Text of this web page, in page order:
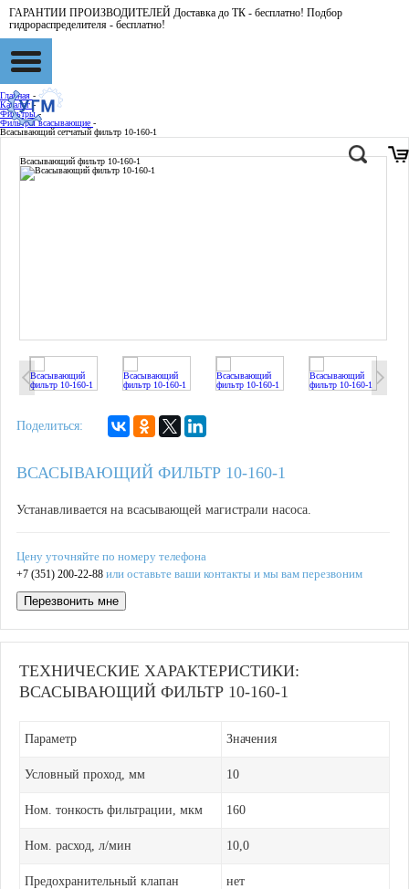
ГАРАНТИИ ПРОИЗВОДИТЕЛЕЙ Доставка до ТК - бесплатно! Подбор
гидрораспределителя - бесплатно!
Главная -
Каталог -
Фильтры -
Фильтры всасывающие -
Всасывающий сетчатый фильтр 10-160-1
Всасывающий фильтр 10-160-1
Поделиться:
ВСАСЫВАЮЩИЙ ФИЛЬТР 10-160-1
Устанавливается на всасывающей магистрали насоса.
Цену уточняйте по номеру телефона
+7 (351) 200-22-88 или оставьте ваши контакты и мы вам перезвоним
Перезвонить мне
ТЕХНИЧЕСКИЕ ХАРАКТЕРИСТИКИ:
ВСАСЫВАЮЩИЙ ФИЛЬТР 10-160-1
Параметр Значения
Условный проход, мм 10
Ном. тонкость фильтрации, мкм 160
Ном. расход, л/мин 10,0
Предохранительный клапан нет